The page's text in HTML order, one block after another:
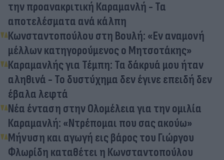
την προανακριτική Καραμανλή - Τα
αποτελέσματα ανά κάλπη
Κωνσταντοπούλου στη Βουλή: «Εν αναμονή
μέλλων κατηγορούμενος ο Μητσοτάκης»
Καραμανλής για Τέμπη: Τα δάκρυά μου ήταν
αληθινά - Το δυστύχημα δεν έγινε επειδή δεν
έβαλα λεφτά
Νέα ένταση στην Ολομέλεια για την ομιλία
Καραμανλή: «Ντρέπομαι που σας ακούω»
Μήνυση και αγωγή εις βάρος του Γιώργου
Φλωρίδη καταθέτει η Κωνσταντοπούλου